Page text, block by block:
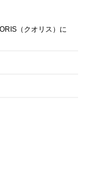
（クオリス）に